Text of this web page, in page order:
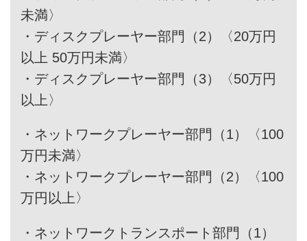
未満〉
・ ディスクプレーヤー部門（2）〈20万円
以上 50万円未満〉
・ ディスクプレーヤー部門（3）〈50万円
以上〉
・ ネットワークプレーヤー部門（1）〈100
万円未満〉
・ ネットワークプレーヤー部門（2）〈100
万円以上〉
・ ネットワークトランスポート部門（1）